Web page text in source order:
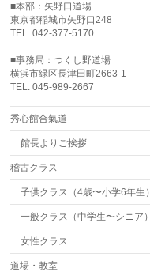
■本部：矢野口道場
東京都稲城市矢野口248
TEL. 042-377-5170
■事務局：つくし野道場
横浜市緑区長津田町2663-1
TEL. 045-989-2667
秀心館合氣道
館長よりご挨拶
稽古クラス
子供クラス（4歳〜小学6年生）
一般クラス（中学生〜シニア）
女性クラス
道場・教室